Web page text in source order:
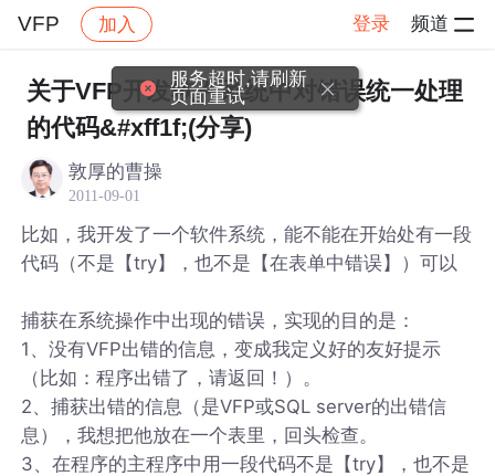
VFP 加入 登录 频道
社区 VFP 帖子详情
关于VFP开发软件系统中对错误统一处理
的代码&#xff1f;(分享)
敦厚的曹操
2011-09-01
比如，我开发了一个软件系统，能不能在开始处有一段
代码（不是【try】，也不是【在表单中错误】）可以
捕获在系统操作中出现的错误，实现的目的是：
1、没有VFP出错的信息，变成我定义好的友好提示
（比如：程序出错了，请返回！）。
2、捕获出错的信息（是VFP或SQL server的出错信
息），我想把他放在一个表里，回头检查。
3、在程序的主程序中用一段代码不是【try】，也不是
服务超时,请刷新
页面重试